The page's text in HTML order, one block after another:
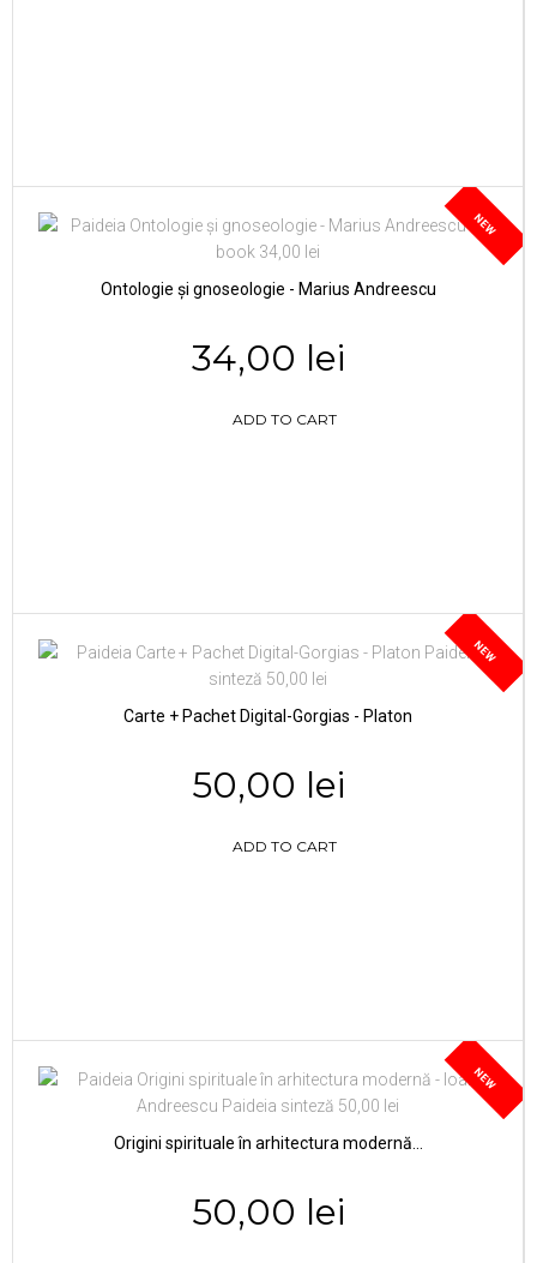
NEW
Ontologie și gnoseologie - Marius Andreescu
34,00 lei
ADD TO CART
NEW
Carte + Pachet Digital-Gorgias - Platon
50,00 lei
ADD TO CART
NEW
Origini spirituale în arhitectura modernă...
50,00 lei